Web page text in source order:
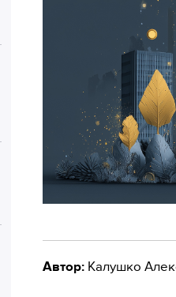
Автор: Калушко